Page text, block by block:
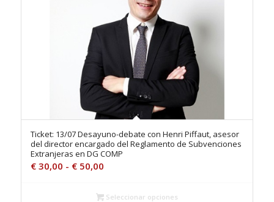
Ticket: 13/07 Desayuno-debate con Henri Piffaut, asesor
del director encargado del Reglamento de Subvenciones
Extranjeras en DG COMP
€30,00 - €50,00Rango
precios:
Seleccionar opciones